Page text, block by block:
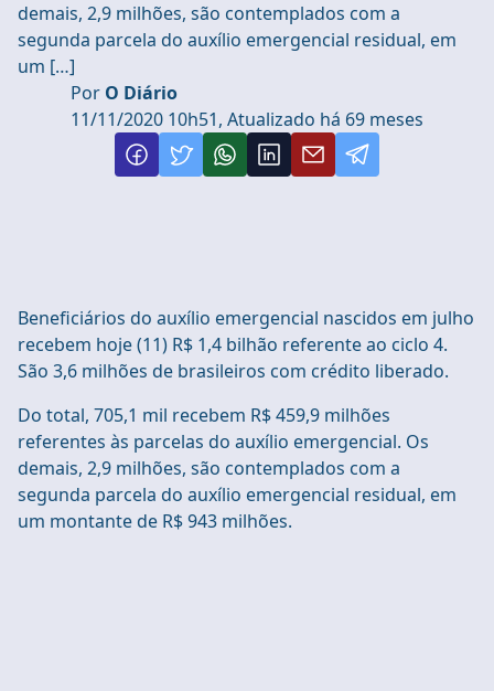
demais, 2,9 milhões, são contemplados com a
segunda parcela do auxílio emergencial residual, em
um […]
Por O Diário
11/11/2020 10h51, Atualizado há 69 meses
Beneficiários do auxílio emergencial nascidos em julho
recebem hoje (11) R$ 1,4 bilhão referente ao ciclo 4.
São 3,6 milhões de brasileiros com crédito liberado.
Do total, 705,1 mil recebem R$ 459,9 milhões
referentes às parcelas do auxílio emergencial. Os
demais, 2,9 milhões, são contemplados com a
segunda parcela do auxílio emergencial residual, em
um montante de R$ 943 milhões.